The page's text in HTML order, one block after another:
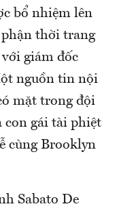
bổ nhiệm lên
thời trang
giám đốc
nguồn tin nội
mặt trong đội
con gái tài phiệt
cùng Brooklyn
Sabato De